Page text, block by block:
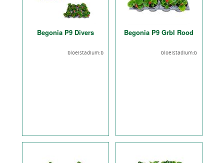
Begonia P9 Divers
bloeistadium:b
Begonia P9 Grbl Rood
bloeistadium:b